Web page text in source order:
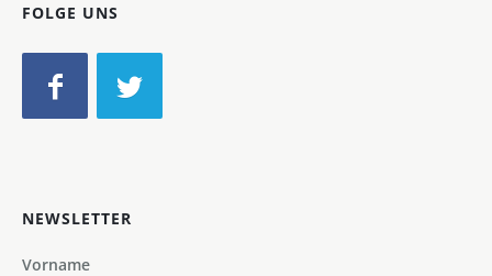
FOLGE UNS
NEWSLETTER
Vorname